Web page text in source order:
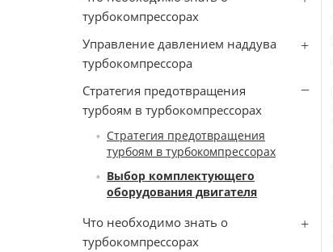
турбокомпрессорах
Управление давлением наддува
турбокомпрессора
Стратегия предотвращения
турбоям в турбокомпрессорах
Стратегия предотвращения
турбоям в турбокомпрессорах
Выбор комплектующего
оборудования двигателя
Что необходимо знать о
турбокомпрессорах